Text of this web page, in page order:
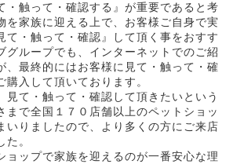
・触って・確認する』が重要であると考
を家族に迎える上で、お客様ご自身で実
て・触って・確認』して頂く事をおすす
グループでも、インターネットでのご紹
、最終的にはお客様に見て・触って・確
入して頂いております。
見て・触って・確認して頂きたいという
まで全国１７０店舗以上のペットショッ
いりましたので、より多くの方にご来店
。
ョップで家族を迎えるのが一番安心な理